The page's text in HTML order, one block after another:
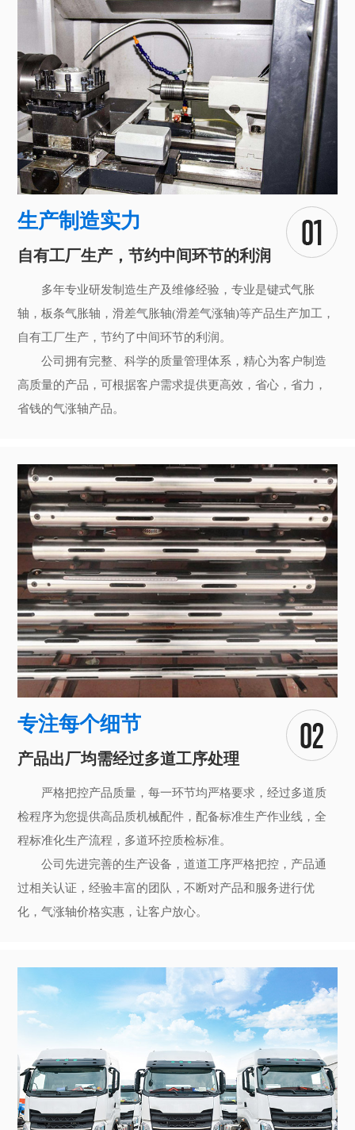
生产制造实力
自有工厂生产，节约中间环节的利润
多年专业研发制造生产及维修经验，专业是键式气胀
轴，板条气胀轴，滑差气胀轴(滑差气涨轴)等产品生产加工，
自有工厂生产，节约了中间环节的利润。
公司拥有完整、科学的质量管理体系，精心为客户制造
高质量的产品，可根据客户需求提供更高效，省心，省力，
省钱的气涨轴产品。
专注每个细节
产品出厂均需经过多道工序处理
严格把控产品质量，每一环节均严格要求，经过多道质
检程序为您提供高品质机械配件，配备标准生产作业线，全
程标准化生产流程，多道环控质检标准。
公司先进完善的生产设备，道道工序严格把控，产品通
过相关认证，经验丰富的团队，不断对产品和服务进行优
化，气涨轴价格实惠，让客户放心。